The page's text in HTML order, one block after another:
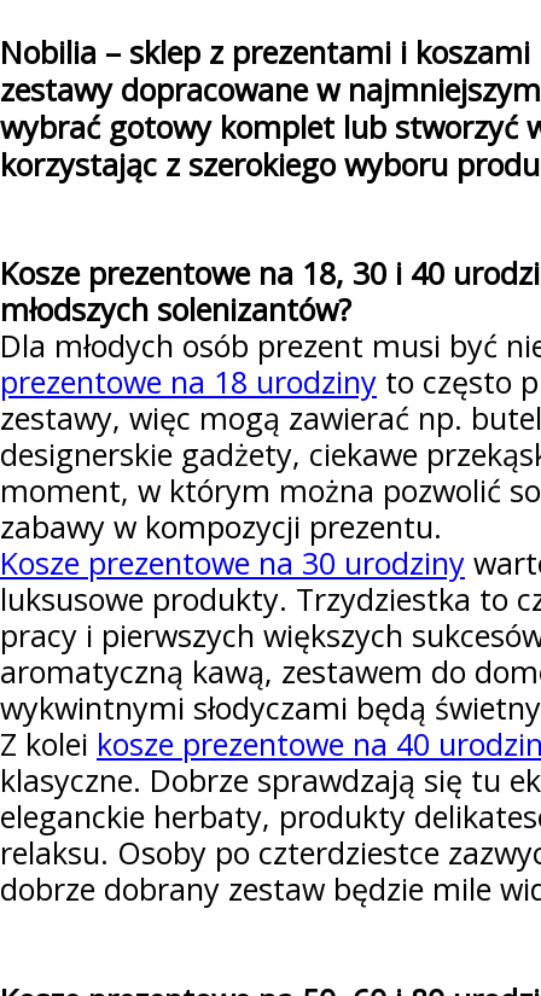
Nobilia – sklep z prezentami i
zestawy dopracowane w
wybrać gotowy komplet lub stworzyć
korzystając z szerokiego wyboru
Kosze prezentowe na 18, 30 i 40
młodszych solenizantów?
Dla młodych osób prezent musi być
prezentowe na 18 urodziny to często
zestawy, więc mogą zawierać np.
designerskie gadżety, ciekawe
moment, w którym można pozwolić
zabawy w kompozycji prezentu.
Kosze prezentowe na 30 urodziny
luksusowe produkty. Trzydziestka to
pracy i pierwszych większych
aromatyczną kawą, zestawem do
wykwintnymi słodyczami będą
Z kolei kosze prezentowe na 40
klasyczne. Dobrze sprawdzają się tu
eleganckie herbaty, produkty
relaksu. Osoby po czterdziestce
dobrze dobrany zestaw będzie mile